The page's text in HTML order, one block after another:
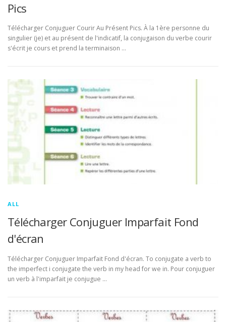
Pics
Télécharger Conjuguer Courir Au Présent Pics. À la 1ère personne du
singulier (je) et au présent de l'indicatif, la conjugaison du verbe courir
s'écrit je cours et prend la terminaison …
ALL
Télécharger Conjuguer Imparfait Fond
d'écran
Télécharger Conjuguer Imparfait Fond d'écran. To conjugate a verb to
the imperfect i conjugate the verb in my head for we in. Pour conjuguer
un verb à l'imparfait je conjugue …